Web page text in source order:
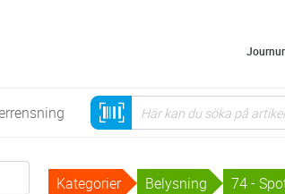
Kategorier Belysning 74 -